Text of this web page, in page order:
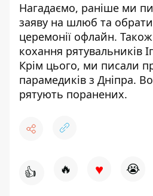
Нагадаємо, раніше ми
заяву на шлюб та обрати
церемонії офлайн.
кохання рятувальників
Крім цього, ми писали
парамедиків з Дніпра.
рятують поранених.
👍 🔥 ♥ 😭